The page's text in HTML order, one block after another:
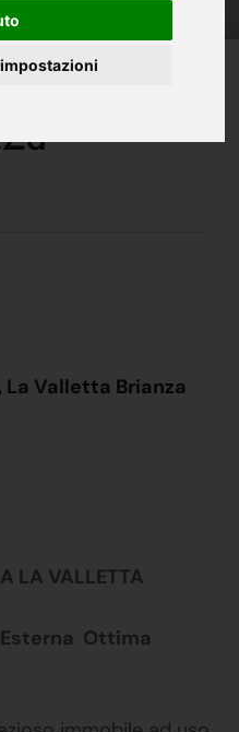
Valletta Brianza
LA VALLETTA
 Ottima